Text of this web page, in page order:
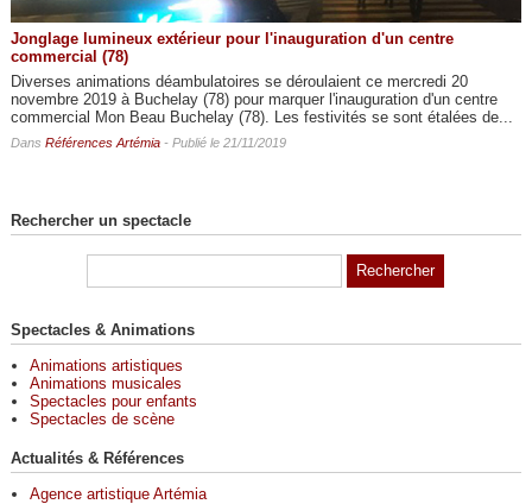
Jonglage lumineux extérieur pour l'inauguration d'un centre
commercial (78)
Diverses animations déambulatoires se déroulaient ce mercredi 20
novembre 2019 à Buchelay (78) pour marquer l'inauguration d'un centre
commercial Mon Beau Buchelay (78). Les festivités se sont étalées de...
Dans Références Artémia- Publié le 21/11/2019
Rechercher un spectacle
Spectacles & Animations
Animations artistiques
Animations musicales
Spectacles pour enfants
Spectacles de scène
Actualités & Références
Agence artistique Artémia